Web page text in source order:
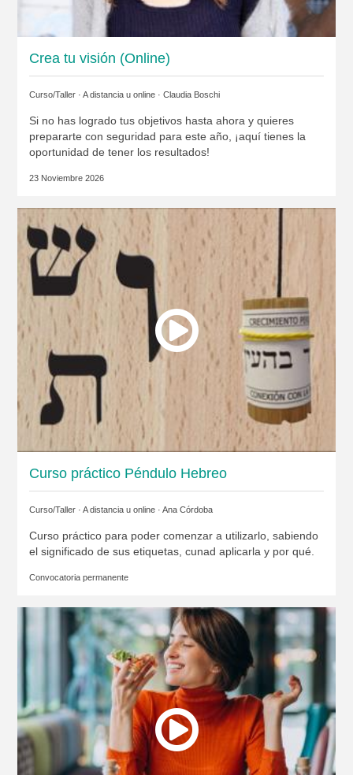
Crea tu visión (Online)
Curso/Taller · A distancia u online · Claudia Boschi
Si no has logrado tus objetivos hasta ahora y quieres
prepararte con seguridad para este año, ¡aquí tienes la
oportunidad de tener los resultados!
23 Noviembre 2026
Curso práctico Péndulo Hebreo
Curso/Taller · A distancia u online · Ana Córdoba
Curso práctico para poder comenzar a utilizarlo, sabiendo
el significado de sus etiquetas, cunad aplicarla y por qué.
Convocatoria permanente